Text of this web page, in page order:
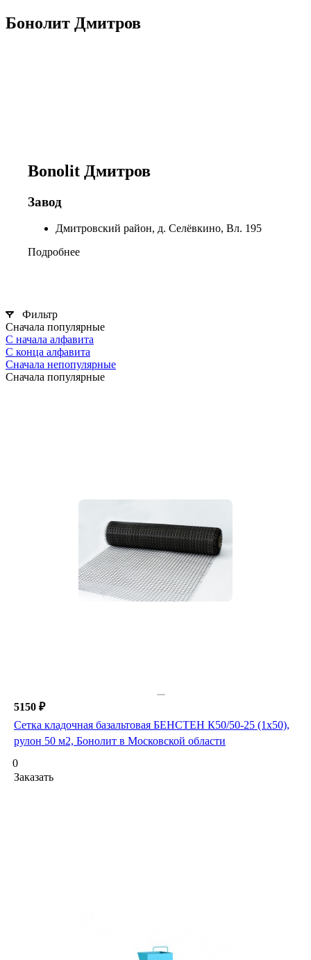
Бонолит Дмитров
Bonolit Дмитров
Завод
Дмитровский район, д. Селёвкино, Вл. 195
Подробнее
Фильтр
Сначала популярные
С начала алфавита
С конца алфавита
Сначала непопулярные
Сначала популярные
5150 ₽
Сетка кладочная базальтовая БЕНСТЕН К50/50-25 (1х50),
рулон 50 м2, Бонолит в Московской области
0
Заказать